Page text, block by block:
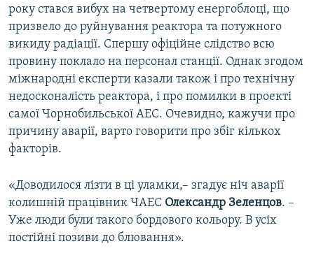
року стався вибух на четвертому енергоблоці, що
призвело до руйнування реактора та потужного
викиду радіації. Спершу офіційне слідство всю
провину поклало на персонал станції. Однак згодом
міжнародні експерти казали також і про технічну
недосконалість реактора, і про помилки в проекті
самої Чорнобильської АЕС. Очевидно, кажучи про
причину аварії, варто говорити про збіг кількох
факторів.
«Доводилося лізти в ці уламки,– згадує ніч аварії
колишній працівник ЧАЕС Олександр Зеленцов. –
Уже люди були такого бордового кольору. В усіх
постійні позиви до блювання».